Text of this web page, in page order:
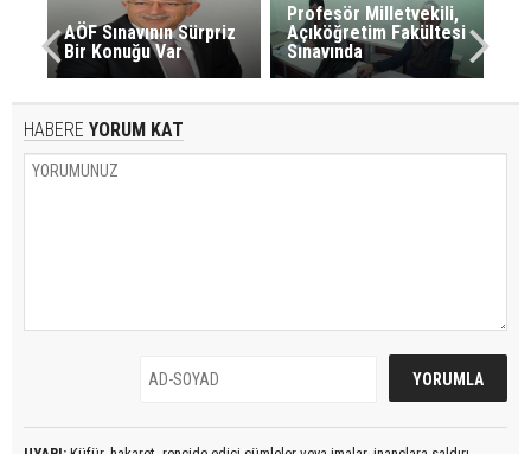
AÖF Sınavının Sürpriz
Bir Konuğu Var
Profesör Milletvekili,
Açıköğretim Fakültesi
Sınavında
HABERE YORUM KAT